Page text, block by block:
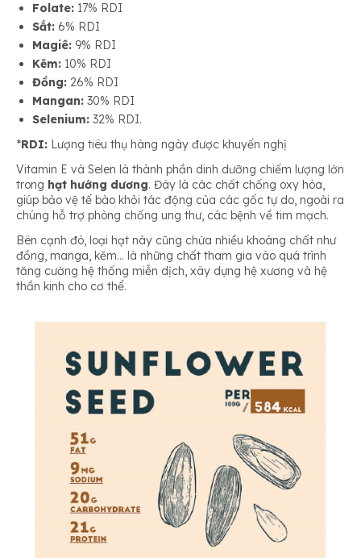
Folate: 17% RDI
Sắt: 6% RDI
Magiê: 9% RDI
Kẽm: 10% RDI
Đồng: 26% RDI
Mangan: 30% RDI
Selenium: 32% RDI.
*RDI: Lượng tiêu thụ hàng ngày được khuyến nghị
Vitamin E và Selen là thành phần dinh dưỡng chiếm lượng lớn
trong hạt hướng dương. Đây là các chất chống oxy hóa,
giúp bảo vệ tế bào khỏi tác động của các gốc tự do, ngoài ra
chúng hỗ trợ phòng chống ung thư, các bệnh về tim mạch.
Bên cạnh đó, loại hạt này cũng chứa nhiều khoáng chất như
đồng, manga, kẽm… là những chất tham gia vào quá trình
tăng cường hệ thống miễn dịch, xây dựng hệ xương và hệ
thần kinh cho cơ thể.